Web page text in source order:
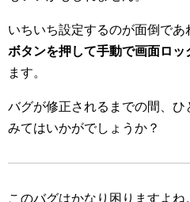
いちいち設定するのが面倒であ
ボタンを押して手動で画面ロッ
ます。
バグが修正されるまでの間、
みてはいかがでしょうか？
このバグはかなり困りますよね。